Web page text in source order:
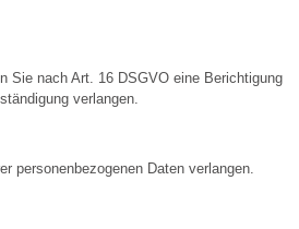
Sie nach Art. 16 DSGVO eine Berichtigung
verlangen.
personenbezogenen Daten verlangen.